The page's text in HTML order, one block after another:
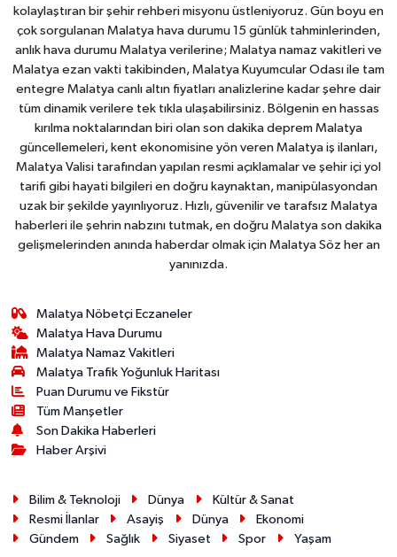
kolaylaştıran bir şehir rehberi misyonu üstleniyoruz. Gün boyu en
çok sorgulanan Malatya hava durumu 15 günlük tahminlerinden,
anlık hava durumu Malatya verilerine; Malatya namaz vakitleri ve
Malatya ezan vakti takibinden, Malatya Kuyumcular Odası ile tam
entegre Malatya canlı altın fiyatları analizlerine kadar şehre dair
tüm dinamik verilere tek tıkla ulaşabilirsiniz. Bölgenin en hassas
kırılma noktalarından biri olan son dakika deprem Malatya
güncellemeleri, kent ekonomisine yön veren Malatya iş ilanları,
Malatya Valisi tarafından yapılan resmi açıklamalar ve şehir içi yol
tarifi gibi hayati bilgileri en doğru kaynaktan, manipülasyondan
uzak bir şekilde yayınlıyoruz. Hızlı, güvenilir ve tarafsız Malatya
haberleri ile şehrin nabzını tutmak, en doğru Malatya son dakika
gelişmelerinden anında haberdar olmak için Malatya Söz her an
yanınızda.
Malatya Nöbetçi Eczaneler
Malatya Hava Durumu
Malatya Namaz Vakitleri
Malatya Trafik Yoğunluk Haritası
Puan Durumu ve Fikstür
Tüm Manşetler
Son Dakika Haberleri
Haber Arşivi
Bilim & Teknoloji Dünya
Kültür & Sanat
Resmi İlanlar
Asayiş Dünya
Ekonomi
Gündem
Sağlık Siyaset Spor Yaşam